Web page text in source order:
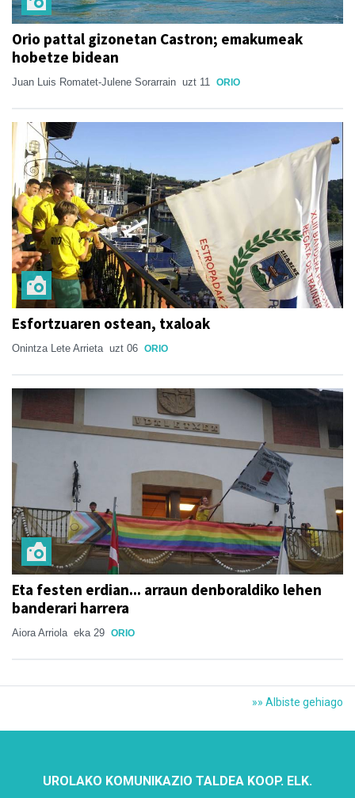
Orio pattal gizonetan Castron; emakumeak
hobetze bidean
Juan Luis Romatet-Julene Sorarrain uzt 11 ORIO
Esfortzuaren ostean, txaloak
Onintza Lete Arrieta uzt 06 ORIO
Eta festen erdian... arraun denboraldiko lehen
banderari harrera
Aiora Arriola eka 29 ORIO
»» Albiste gehiago
UROLAKO KOMUNIKAZIO TALDEA KOOP. ELK.